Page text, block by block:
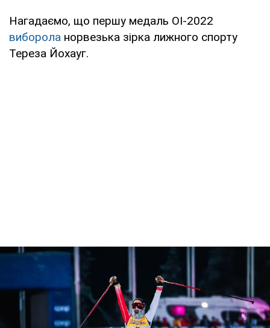
Нагадаємо, що першу медаль ОІ-2022
виборола норвезька зірка лижного спорту
Тереза Йохауг.